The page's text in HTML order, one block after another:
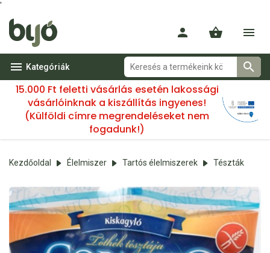
'
Kategóriák
15.000 Ft feletti vásárlás esetén lakossági
vásárlóinknak a kiszállítás ingyenes!
(Külföldi címre megrendeléseket nem
fogadunk!)
Kezdőoldal Élelmiszer Tartós élelmiszerek Tészták